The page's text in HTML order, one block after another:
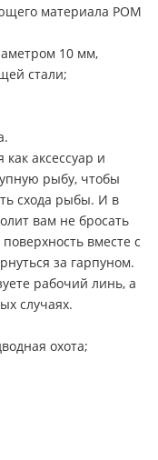
материала POM
10 мм,
стали;
аксессуар и
рыбу, чтобы
схода рыбы. И в
вам не бросать
вместе с
за гарпуном.
рабочий линь, а
случаях.
охота;